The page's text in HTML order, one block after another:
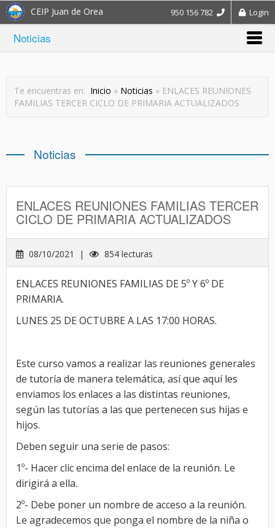
CEIP Juan de Orea Login
950 156 782
Noticias
Te encuentras en: Inicio » Noticias » ENLACES REUNIONES
FAMILIAS TERCER CICLO DE PRIMARIA ACTUALIZADOS
Noticias
ENLACES REUNIONES FAMILIAS TERCER
CICLO DE PRIMARIA ACTUALIZADOS
08/10/2021 | 854 lecturas
ENLACES REUNIONES FAMILIAS DE 5º Y 6º DE
PRIMARIA.
LUNES 25 DE OCTUBRE A LAS 17:00 HORAS.
Este curso vamos a realizar las reuniones generales
de tutoría de manera telemática, así que aquí les
enviamos los enlaces a las distintas reuniones,
según las tutorías a las que pertenecen sus hijas e
hijos.
Deben seguir una serie de pasos:
1º- Hacer clic encima del enlace de la reunión. Le
dirigirá a ella.
2º- Debe poner un nombre de acceso a la reunión.
Le agradecemos que ponga el nombre de la niña o